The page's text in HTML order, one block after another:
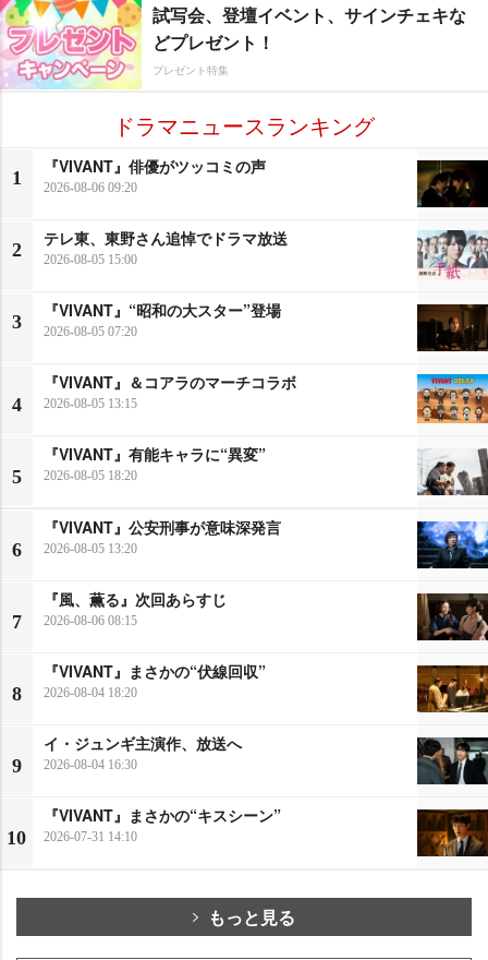
試写会、登壇イベント、サインチェキな
どプレゼント！
プレゼント特集
ドラマニュースランキング
1
『VIVANT』俳優がツッコミの声
2026-08-06 09:20
2
テレ東、東野さん追悼でドラマ放送
2026-08-05 15:00
3
『VIVANT』“昭和の大スター”登場
2026-08-05 07:20
4
『VIVANT』＆コアラのマーチコラボ
2026-08-05 13:15
5
『VIVANT』有能キャラに“異変”
2026-08-05 18:20
6
『VIVANT』公安刑事が意味深発言
2026-08-05 13:20
7
『風、薫る』次回あらすじ
2026-08-06 08:15
8
『VIVANT』まさかの“伏線回収”
2026-08-04 18:20
9
イ・ジュンギ主演作、放送へ
2026-08-04 16:30
10
『VIVANT』まさかの“キスシーン”
2026-07-31 14:10
もっと見る